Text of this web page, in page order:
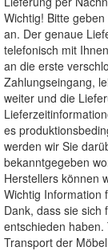
Wichtig! Bitte
an. Der genaue
telefonisch mit
an die erste
Zahlungseingang,
weiter und die
es
werden wir Sie
bekanntgegeben
Herstellers können
Wichtig Information
Dank, dass sie sich
entschieden
Transport der